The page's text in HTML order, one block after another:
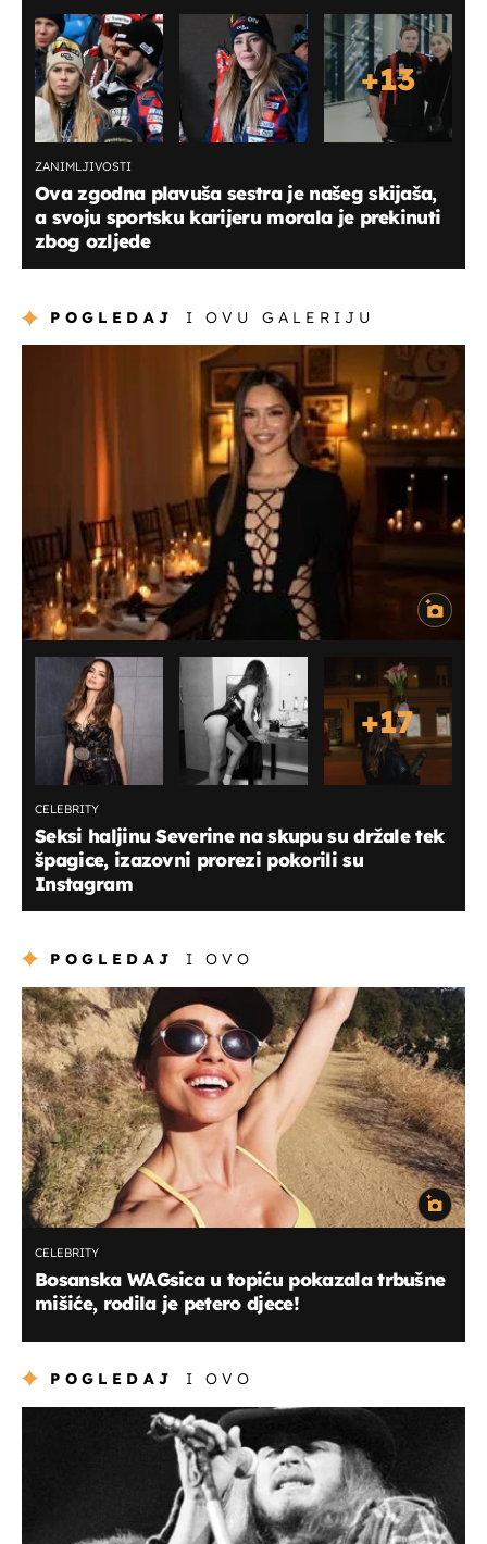
+13
ZANIMLJIVOSTI
Ova zgodna plavuša sestra je našeg skijaša,
a svoju sportsku karijeru morala je prekinuti
zbog ozljede
POGLEDAJ I OVU GALERIJU
+17
CELEBRITY
Seksi haljinu Severine na skupu su držale tek
špagice, izazovni prorezi pokorili su
Instagram
POGLEDAJ I OVO
CELEBRITY
Bosanska WAGsica u topiću pokazala trbušne
mišiće, rodila je petero djece!
POGLEDAJ I OVO